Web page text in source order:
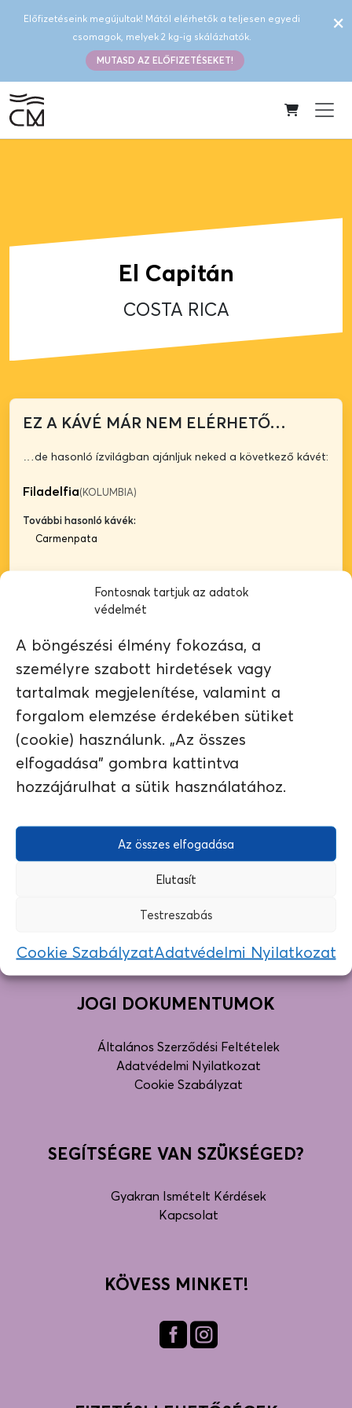
Fontosnak tartjuk az adatok
védelmét
A böngészési élmény fokozása, a
személyre szabott hirdetések vagy
tartalmak megjelenítése, valamint a
forgalom elemzése érdekében sütiket
(cookie) használunk. „Az összes
elfogadása" gombra kattintva
hozzájárulhat a sütik használatához.
Az összes elfogadása
Elutasít
Testreszabás
Cookie SzabályzatAdatvédelmi Nyilatkozat
Előfizetéseink megújultak! Mától elérhetők a teljesen egyedi
csomagok, melyek 2 kg-ig skálázhatók.
MUTASD AZ ELŐFIZETÉSEKET!
×
El Capitán
COSTA RICA
EZ A KÁVÉ MÁR NEM ELÉRHETŐ…
…de hasonló ízvilágban ajánljuk neked a következő kávét:
Filadelfia(KOLUMBIA)
További hasonló kávék:
Carmenpata
JOGI DOKUMENTUMOK
Általános Szerződési Feltételek
Adatvédelmi Nyilatkozat
Cookie Szabályzat
SEGÍTSÉGRE VAN SZÜKSÉGED?
Gyakran Ismételt Kérdések
Kapcsolat
KÖVESS MINKET!